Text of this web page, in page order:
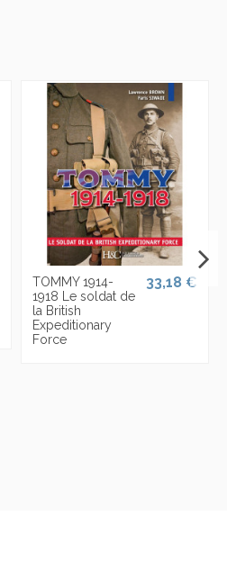
TOMMY 1914-
1918 Le soldat de
la British
Expeditionary
Force
33,18 €